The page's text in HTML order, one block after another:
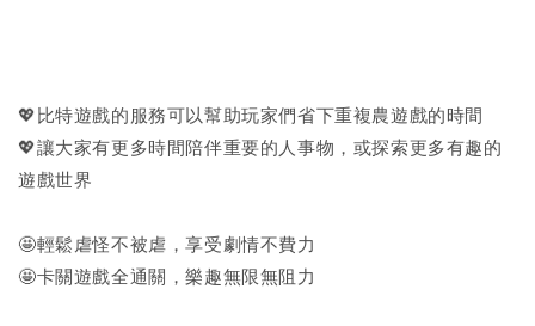
💖比特遊戲的服務可以幫助玩家們省下重複農遊戲的時間
💖讓大家有更多時間陪伴重要的人事物，或探索更多有趣的
遊戲世界
🤩輕鬆虐怪不被虐，享受劇情不費力
🤩卡關遊戲全通關，樂趣無限無阻力